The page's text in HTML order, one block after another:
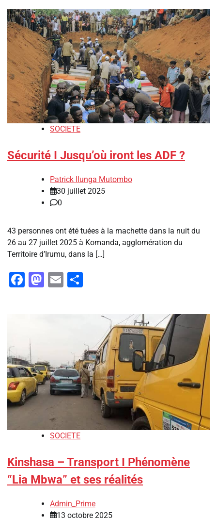
SOCIETE
Sécurité I Jusqu’où iront les ADF ?
Patrick Ilunga Mutombo
30 juillet 2025
0
43 personnes ont été tuées à la machette dans la nuit du
26 au 27 juillet 2025 à Komanda, agglomération du
Territoire d’Irumu, dans la […]
Facebook
Mastodon
Email
SOCIETE
Kinshasa – Transport I Phénomène
“Lia Mbwa” et ses réalités
Admin_Prime
13 octobre 2025